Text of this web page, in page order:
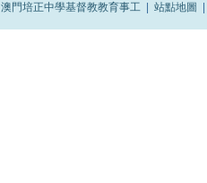
澳門培正中學基督教教育事工 站點地圖